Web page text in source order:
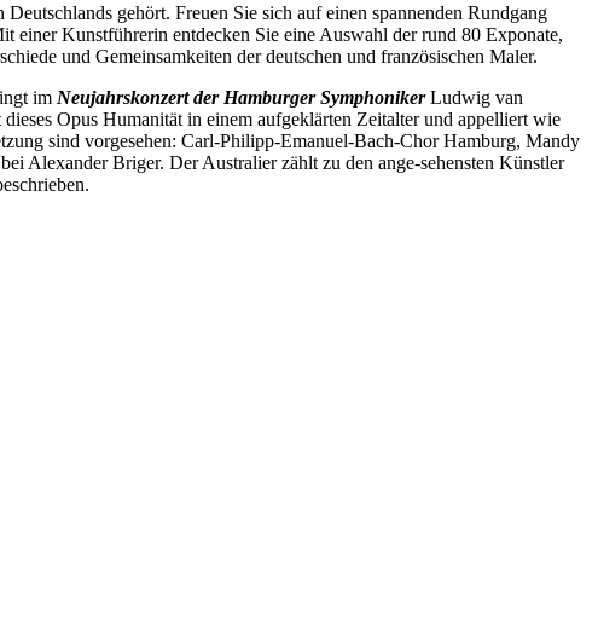
gehört. Freuen Sie sich auf einen spannenden Rundgang
einer Kunstführerin entdecken Sie eine Auswahl der rund 80 Exponate,
und Gemeinsamkeiten der deutschen und französischen Maler.
im Neujahrskonzert der Hamburger SymphonikerLudwig van
Opus Humanität in einem aufgeklärten Zeitalter und appelliert wie
sind vorgesehen: Carl-Philipp-Emanuel-Bach-Chor Hamburg, Mandy
Alexander Briger. Der Australier zählt zu den ange-sehensten Künstler